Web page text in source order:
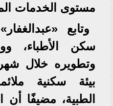
مستوى الخدمات
وتابع
سكن الأطباء،
وتطويره خلال
بيئة سكنية
الطبية، مضيفًا